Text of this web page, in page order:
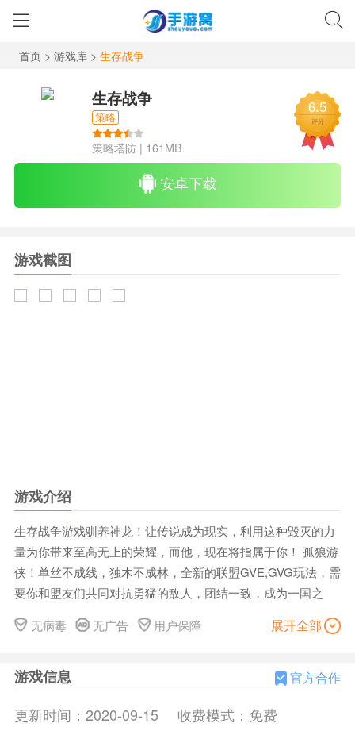
首页 > 游戏库 > 生存战争
生存战争
策略
策略塔防 | 161MB
6.5
评分
安卓下载
游戏截图
游戏介绍
生存战争游戏驯养神龙！让传说成为现实，利用这种毁灭的力
量为你带来至高无上的荣耀，而他，现在将指属于你！ 孤狼游
侠！单丝不成线，独木不成林，全新的联盟GVE,GVG玩法，需
要你和盟友们共同对抗勇猛的敌人，团结一致，成为一国之
王！ 战争随时都可能爆发！你需要随时保持警戒，侦查敌方实
力，与盟友共同备战吧，王座的金光让无数人趋之若鹜。 你将
无病毒 无广告 用户保障 展开全部
游戏信息 官方合作
更新时间： 2020-09-15 收费模式： 免费